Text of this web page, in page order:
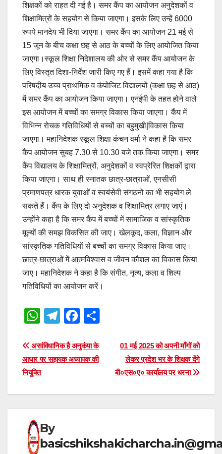
शिक्षकों को राहत दी गई है। समर कैंप का आयोजन अनुदेशकों व
शिक्षामित्रों के सहयोग से किया जाएगा। इसके लिए उन्हें 6000
रुपये मानदेय भी दिया जाएगा। समर कैंप का आयोजन 21 मई से
15 जून के बीच कक्षा छह से आठ के बच्चों के लिए आयोजित किया
जाएगा।स्कूल शिक्षा निदेशालय की ओर से समर कैंप आयोजन के
लिए विस्तृत दिशा-निर्देश जारी किए गए हैं। इसमें कहा गया है कि
परिषदीय उच्च प्राथमिक व कंपोजिट विद्यालयों (कक्षा छह से आठ)
में समर कैंप का आयोजन किया जाएगा। एनईपी के तहत होने वाले
इस आयोजन में बच्चों का समग्र विकास किया जाएगा। कैंप में
विभिन्न रोचक गतिविधियों से बच्चों का बहुमुखी|विकास किया
जाएगा। महानिदेशक स्कूल शिक्षा कंचन वर्मा ने कहा है कि समर
कैंप आयोजन सुबह 7.30 से 10.30 बजे तक किया जाएगा। समर
कैंप विद्यालय के शिक्षामित्रों, अनुदेशकों व स्वप्रेरित शिक्षकों द्वारा
किया जाएगा। साथ ही स्नातक छात्र-छात्राओं, एनसीसी
प्रमाणपत्र धारक युवाओं व स्वयंसेवी संगठनों का भी सहयोग ले
सकते हैं। कैंप के लिए दो अनुदेशक व शिक्षामित्र लगाए जाएं।
उन्होंने कहा है कि समर कैंप में बच्चों में सामाजिक व सांस्कृतिक
मूल्यों की समझ विकसित की जाए। खेलकूद, कला, विज्ञान और
सांस्कृतिक गतिविधियों से बच्चों का समग्र विकास किया जाए।
छात्र-छात्राओं में आत्मविश्वास व जीवन कौशल का विकास किया
जाए। महानिदेशक ने कहा है कि संगीत, नृत्य, कला व शिल्प
गतिविधियों का आयोजन करें।
W
at
s
A
p
T
e
gr
m
F
c
e
o
Post
navigation
01 मई 2025 को अपनी माँगों को
लेकर प्रदेश भर के शिक्षक देंगे
बी०एस०ए० कार्यालय पर धरना
असांविधानिक है अनुकंपा के
आधार पर सहायक अध्यापक की
नियुक्ति
By